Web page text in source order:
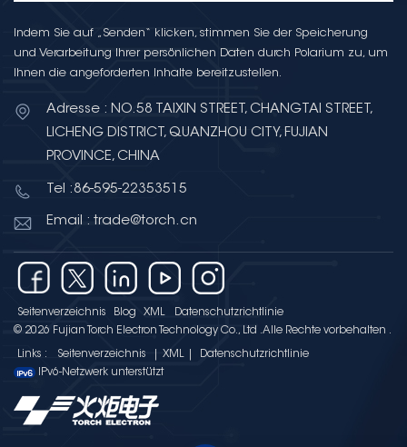
Indem Sie auf „Senden“ klicken, stimmen Sie der Speicherung
und Verarbeitung Ihrer persönlichen Daten durch Polarium zu, um
Ihnen die angeforderten Inhalte bereitzustellen.
Adresse : NO.58 TAIXIN STREET, CHANGTAI STREET,
LICHENG DISTRICT, QUANZHOU CITY, FUJIAN
PROVINCE, CHINA
Tel :86-595-22353515
Email : trade@torch.cn
Seitenverzeichnis Blog XML
Datenschutzrichtlinie
© 2026 Fujian Torch Electron Technology Co., Ltd .Alle Rechte vorbehalten .
Links : Seitenverzeichnis XML
Datenschutzrichtlinie
IPv6-Netzwerk unterstützt